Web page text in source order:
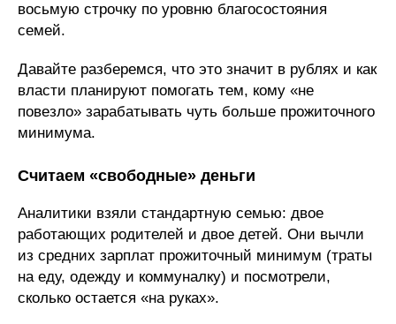
восьмую строчку по уровню благосостояния
семей.
Давайте разберемся, что это значит в рублях и как
власти планируют помогать тем, кому «не
повезло» зарабатывать чуть больше прожиточного
минимума.
Считаем «свободные» деньги
Аналитики взяли стандартную семью: двое
работающих родителей и двое детей. Они вычли
из средних зарплат прожиточный минимум (траты
на еду, одежду и коммуналку) и посмотрели,
сколько остается «на руках».